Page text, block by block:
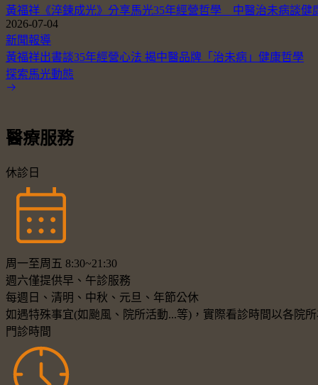
黃福祥《淬鍊成光》分享馬光35年經營哲學 中醫治未病談健
2026-07-04
新聞報導
黃福祥出書談35年經營心法 揭中醫品牌「治未病」健康哲學
探索馬光動態
醫療服務
休診日
周一至周五 8:30~21:30
週六僅提供早、午診服務
每週日、清明、中秋、元旦、年節公休
如遇特殊事宜(如颱風、院所活動...等)，實際看診時間以各院
門診時間